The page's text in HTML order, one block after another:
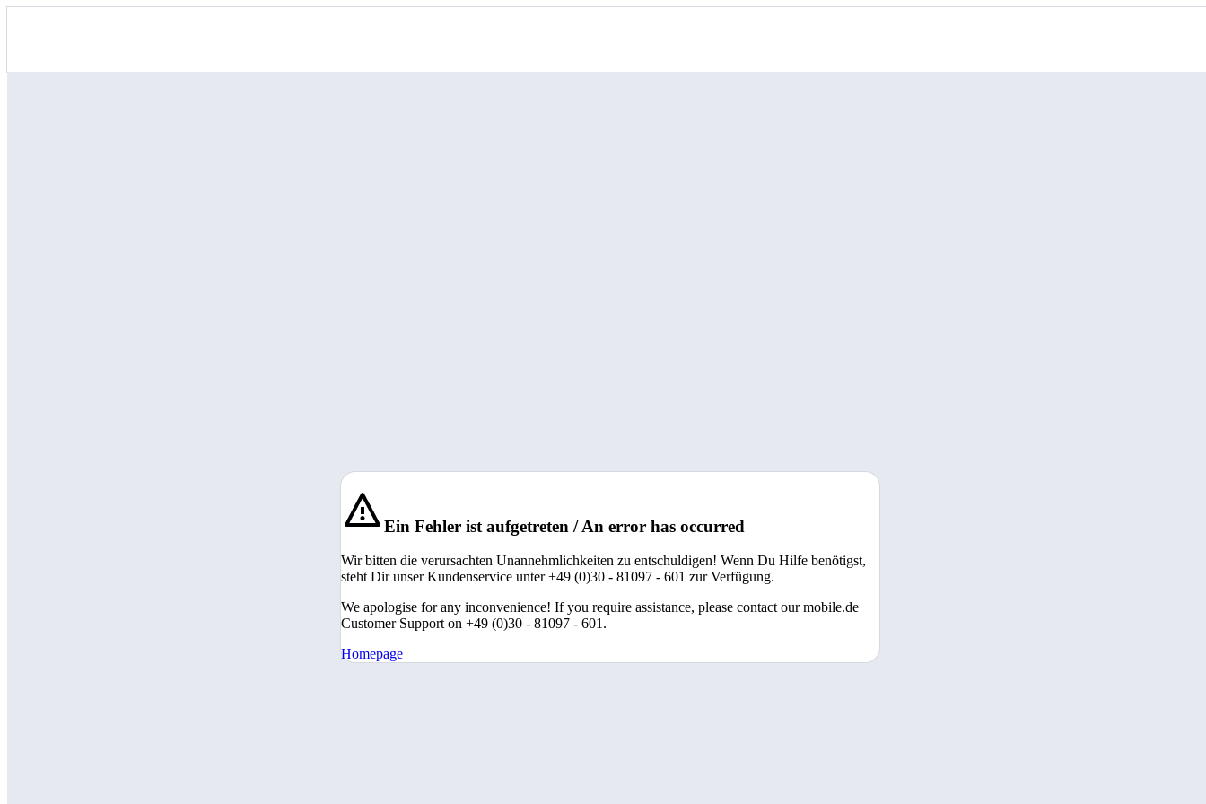
Ein Fehler ist aufgetreten / An error has occurred
Wir bitten die verursachten Unannehmlichkeiten zu entschuldigen! Wenn Du Hilfe benötigst,
steht Dir unser Kundenservice unter +49 (0)30 - 81097 - 601 zur Verfügung.
We apologise for any inconvenience! If you require assistance, please contact our mobile.de
Customer Support on +49 (0)30 - 81097 - 601.
Homepage